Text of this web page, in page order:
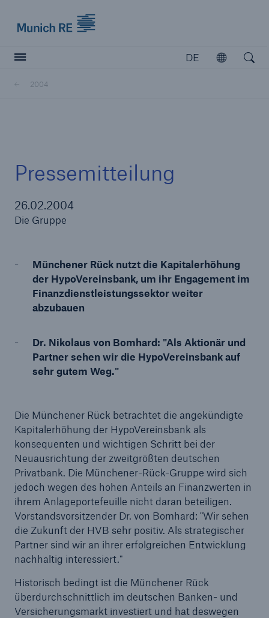
DE
Öffnen
2004
Pressemitteilung
26.02.2004
Die Gruppe
Münchener Rück nutzt die Kapitalerhöhung
der HypoVereinsbank, um ihr Engagement im
Finanzdienstleistungssektor weiter
abzubauen
Dr. Nikolaus von Bomhard: "Als Aktionär und
Partner sehen wir die HypoVereinsbank auf
sehr gutem Weg."
Die Münchener Rück betrachtet die angekündigte
Kapitalerhöhung der HypoVereinsbank als
konsequenten und wichtigen Schritt bei der
Neuausrichtung der zweitgrößten deutschen
Privatbank. Die Münchener-Rück-Gruppe wird sich
jedoch wegen des hohen Anteils an Finanzwerten in
ihrem Anlageportefeuille nicht daran beteiligen.
Vorstandsvorsitzender Dr. von Bomhard: "Wir sehen
die Zukunft der HVB sehr positiv. Als strategischer
Partner sind wir an ihrer erfolgreichen Entwicklung
nachhaltig interessiert."
Historisch bedingt ist die Münchener Rück
überdurchschnittlich im deutschen Banken- und
Versicherungsmarkt investiert und hat deswegen
Our expert perspective for insurance
Marine Trend Radar 2025